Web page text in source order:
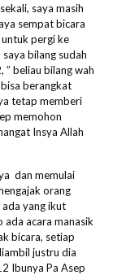
saya masih
sempat bicara
pergi ke
bilang sudah
beliau bilang wah
berangkat
tetap memberi
memohon
Insya Allah
dan memulai
orang
yang ikut
acara manasik
bicara, setiap
justru dia
Ibunya Pa Asep